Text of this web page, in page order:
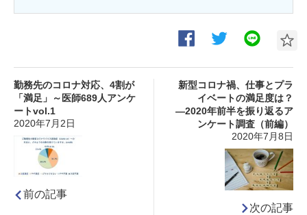
勤務先のコロナ対応、4割が
「満足」～医師689人アンケ
ートvol.1
2020年7月2日
前の記事
新型コロナ禍、仕事とプラ
イベートの満足度は？
―2020年前半を振り返るア
ンケート調査（前編）
2020年7月8日
次の記事